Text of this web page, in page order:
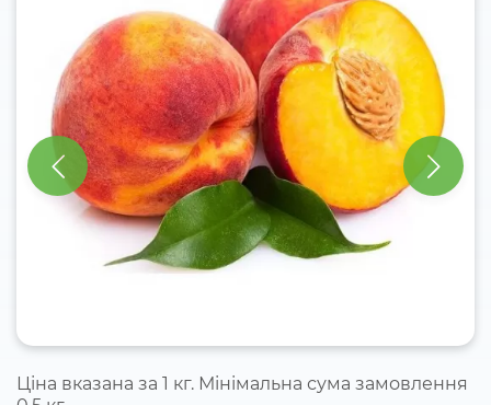
Ціна вказана за 1 кг. Мінімальна сума замовлення